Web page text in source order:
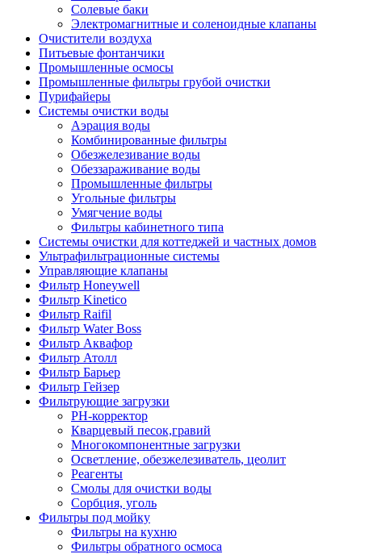
Солевые баки
Электромагнитные и соленоидные клапаны
Очистители воздуха
Питьевые фонтанчики
Промышленные осмосы
Промышленные фильтры грубой очистки
Пурифайеры
Системы очистки воды
Аэрация воды
Комбинированные фильтры
Обезжелезивание воды
Обеззараживание воды
Промышленные фильтры
Угольные фильтры
Умягчение воды
Фильтры кабинетного типа
Системы очистки для коттеджей и частных домов
Ультрафильтрационные системы
Управляющие клапаны
Фильтр Honeywell
Фильтр Kinetico
Фильтр Raifil
Фильтр Water Boss
Фильтр Аквафор
Фильтр Атолл
Фильтр Барьер
Фильтр Гейзер
Фильтрующие загрузки
PH-корректор
Кварцевый песок,гравий
Многокомпонентные загрузки
Осветление, обезжелезиватель, цеолит
Реагенты
Смолы для очистки воды
Сорбция, уголь
Фильтры под мойку
Фильтры на кухню
Фильтры обратного осмоса